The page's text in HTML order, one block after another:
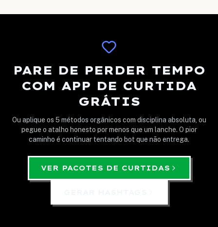
PARE DE PERDER TEMPO
COM APP DE CURTIDA
GRÁTIS
Ou aplique os 5 métodos orgânicos com disciplina absoluta, ou
pegue o atalho honesto por menos que um lanche. O pior
caminho é continuar tentando bot que não entrega.
VER PACOTES DE CURTIDAS